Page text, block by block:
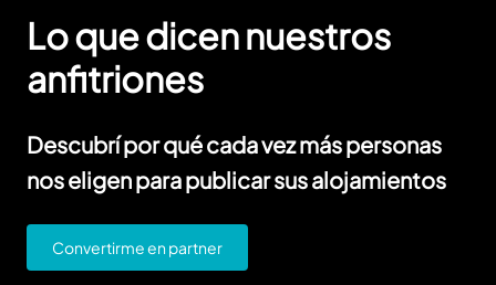
Lo que dicen nuestros
anfitriones
Descubrí por qué cada vez más personas
nos eligen para publicar sus alojamientos
Convertirme en partner